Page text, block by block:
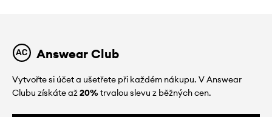
Answear Club
Vytvořte si účet a ušetřete při každém nákupu. V Answear
Clubu získáte až20%trvalou slevu z běžných cen.